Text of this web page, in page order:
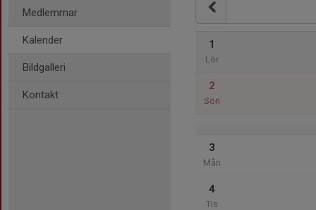
Medlemmar
Kalender
Bildgalleri
Kontakt
1
Lör
2
Sön
3
Mån
4
Tis